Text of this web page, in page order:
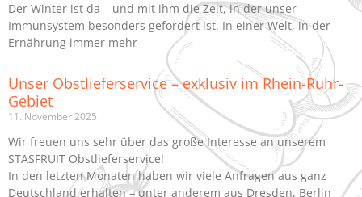
Der Winter ist da – und mit ihm die Zeit, in der unser
Immunsystem besonders gefordert ist. In einer Welt, in der
Ernährung immer mehr
Unser Obstlieferservice – exklusiv im Rhein-Ruhr-
Gebiet
11. November 2025
Wir freuen uns sehr über das große Interesse an unserem
STASFRUIT Obstlieferservice!
In den letzten Monaten haben wir viele Anfragen aus ganz
Deutschland erhalten – unter anderem aus Dresden, Berlin